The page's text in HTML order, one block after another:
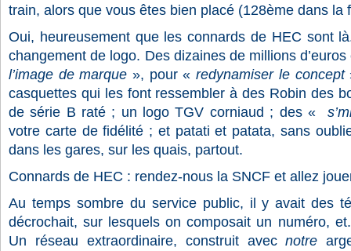
train, alors que vous êtes bien placé (128ème dans la
Oui, heureusement que les connards de HEC sont
changement de logo. Des dizaines de millions
l’image de marque », pour «redynamiser le concept
casquettes qui les font ressembler à des Robin des
de série B raté ; un logo TGV corniaud ; des «
votre carte de fidélité ; et patati et patata, sans
dans les gares, sur les quais, partout.
Connards de HEC : rendez-nous la SNCF et allez
Au temps sombre du service public, il y avait des
décrochait, sur lesquels on composait un numéro,
Un réseau extraordinaire, construit avecnotre